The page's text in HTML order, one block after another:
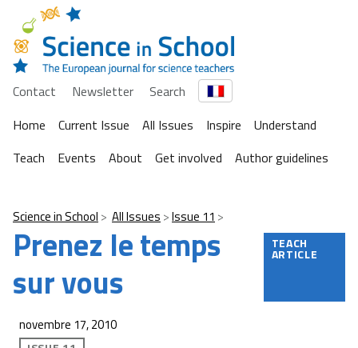
Contact Newsletter
Search
Home
Current Issue All Issues Inspire
Understand
Teach
Events About Get involved Author guidelines
Science in School All Issues Issue 11
Prenez le temps
sur vous
TEACH
ARTICLE
novembre 17, 2010